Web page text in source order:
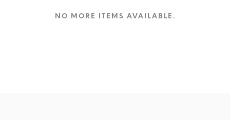
NO MORE ITEMS AVAILABLE.